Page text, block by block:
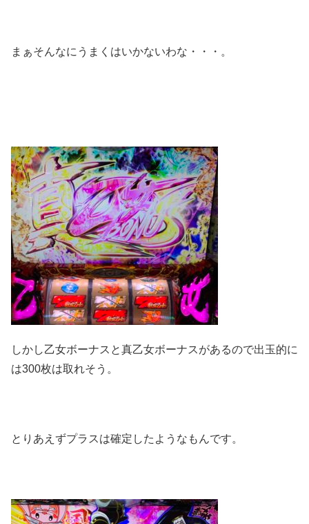
まぁそんなにうまくはいかないわな・・・。
しかし乙女ボーナスと真乙女ボーナスがあるので出玉的に
は300枚は取れそう。
とりあえずプラスは確定したようなもんです。